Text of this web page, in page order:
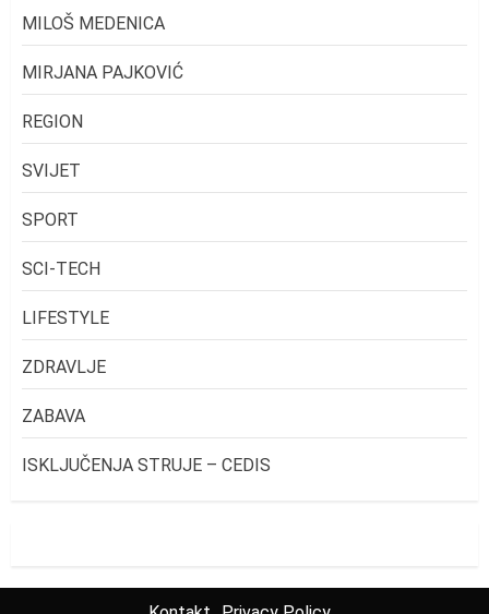
MILOŠ MEDENICA
MIRJANA PAJKOVIĆ
REGION
SVIJET
SPORT
SCI-TECH
LIFESTYLE
ZDRAVLJE
ZABAVA
ISKLJUČENJA STRUJE – CEDIS